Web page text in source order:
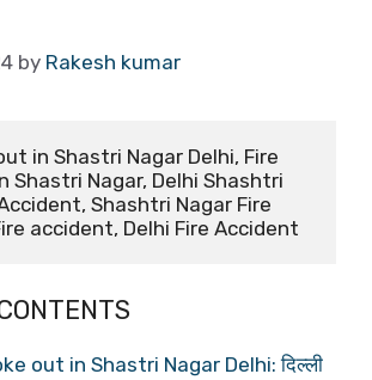
by Rakesh kumar
in Shastri Nagar Delhi, Fire
Shastri Nagar, Delhi Shashtri
Shashtri Nagar Fire
accident, Delhi Fire Accident
out in Shastri Nagar Delhi: दिल्ली